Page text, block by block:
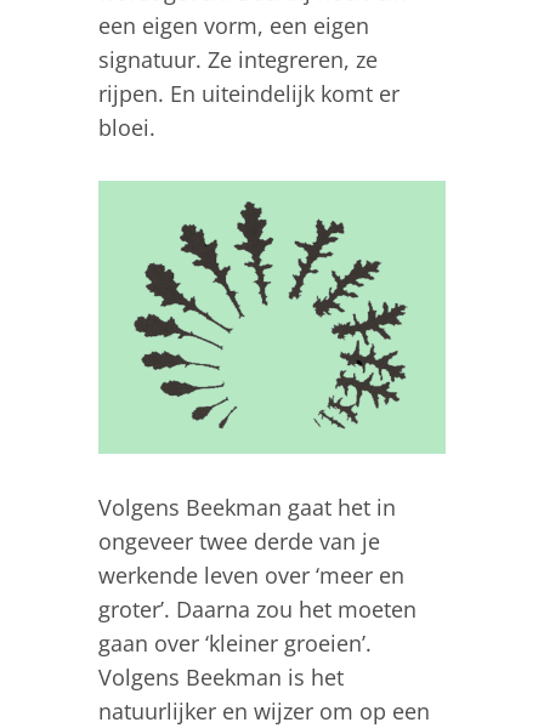
een eigen vorm, een eigen
signatuur. Ze integreren, ze
rijpen. En uiteindelijk komt er
bloei.
Volgens Beekman gaat het in
ongeveer twee derde van je
werkende leven over ‘meer en
groter’. Daarna zou het moeten
gaan over ‘kleiner groeien’.
Volgens Beekman is het
natuurlijker en wijzer om op een